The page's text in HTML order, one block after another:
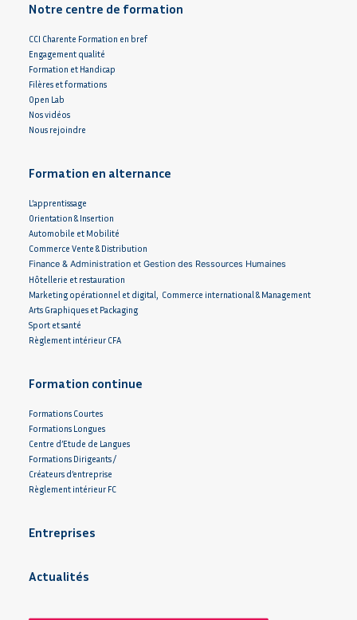
Notre centre de formation
CCI Charente Formation en bref
Engagement qualité
Formation et Handicap
Filères et formations
Open Lab
Nos vidéos
Nous rejoindre
Formation en alternance
L’apprentissage
Orientation & Insertion
Automobile et Mobilité
Commerce Vente & Distribution
Finance & Administration et Gestion des Ressources Humaines
Hôtellerie et restauration
Marketing opérationnel et digital, Commerce international & Management
Arts Graphiques et Packaging
Sport et santé
Règlement intérieur CFA
Formation continue
Formations Courtes
Formations Longues
Centre d’Etude de Langues
Formations Dirigeants /
Créateurs d’entreprise
Règlement intérieur FC
Entreprises
Actualités